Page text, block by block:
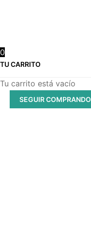
0
TU CARRITO
Tu carrito está vacío
SEGUIR COMPRANDO